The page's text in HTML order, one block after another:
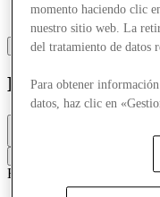
Expresso
Ropa
momento haciendo clic
nuestro sitio web. La
del tratamiento de datos
Para obtener
datos, haz clic en